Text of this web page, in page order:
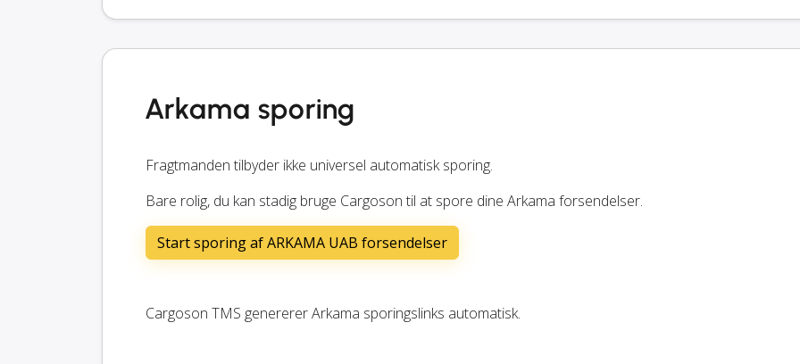
Arkama sporing
Fragtmanden tilbyder ikke universel automatisk sporing.
Bare rolig, du kan stadig bruge Cargoson til at spore dine Arkama forsendelser.
Start sporing af ARKAMA UAB forsendelser
Cargoson TMS genererer Arkama sporingslinks automatisk.